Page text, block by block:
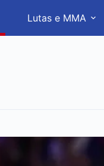
Lutas e MMA